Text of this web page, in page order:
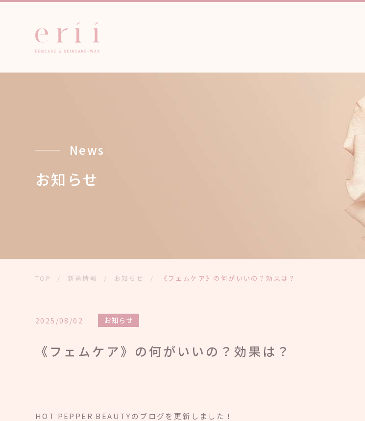
News
お知らせ
TOP / 新着情報 / お知らせ / 《フェムケア》の何がいいの？効果は？
2025/08/02 お知らせ
《フェムケア》の何がいいの？効果は？
HOT PEPPER BEAUTYのブログを更新しました！